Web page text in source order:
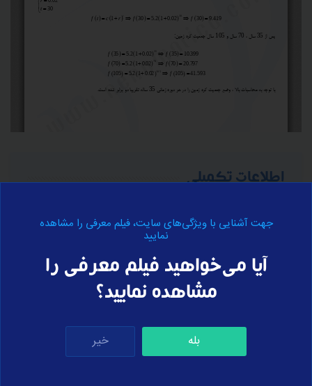
اطلاعات تکمیلی
برای مشاهده درسنامه‌ی این بخش، لطفا خرید اشتراک
انجام
دهید.
برای ارسال نظر وارد سایت شوید
جهت آشنایی با ویژگی‌های سایت، فیلم معرفی را مشاهده
نمایید
آیا می‌خواهید فیلم معرفی را
مشاهده نمایید؟
بله خیر